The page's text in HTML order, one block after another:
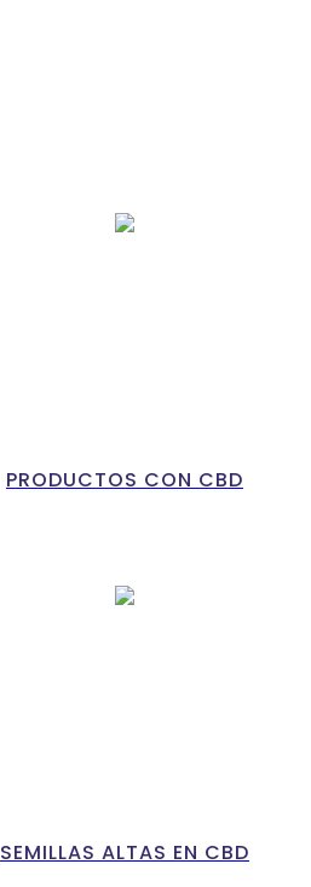
PRODUCTOS CON CBD
SEMILLAS ALTAS EN CBD